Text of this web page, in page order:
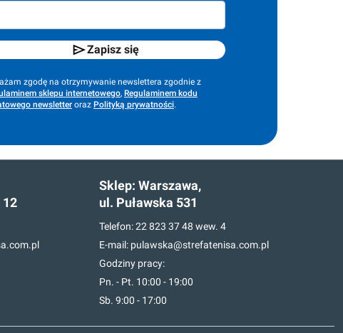
Zapisz się
zgodę na otrzymywanie newslettera zgodnie z
sklepu internetowego, Regulaminem kodu
newsletter oraz Polityką prywatności.
12
Sklep: Warszawa,
ul. Puławska 531
Telefon:22 823 37 48 wew. 4
E-mail: pulawska@strefatenisa.com.pl
Godziny pracy:
Pn. - Pt. 10:00 - 19:00
Sb. 9:00 - 17:00